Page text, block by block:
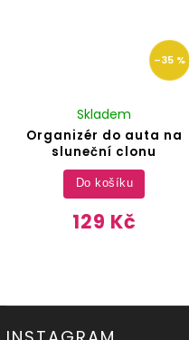
–35 %
Organizér do auta na
sluneční clonu
Skladem
129 Kč
Do košíku